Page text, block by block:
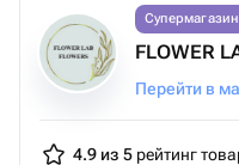
Супермагазин
FLOWER
Перейти в
4.9 из 5 рейтинг